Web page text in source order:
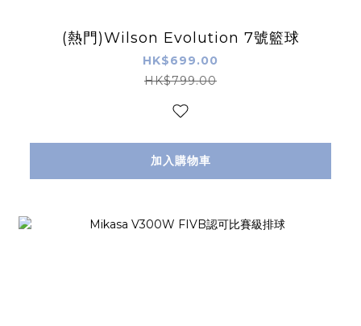
(熱門)Wilson Evolution 7號籃球
HK$699.00
HK$799.00
加入購物車